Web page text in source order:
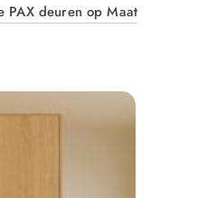
PAX deuren op Maat